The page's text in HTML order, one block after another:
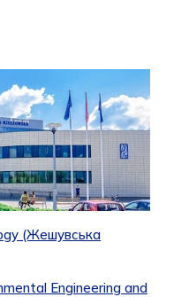
(Жешувська
Engineering and